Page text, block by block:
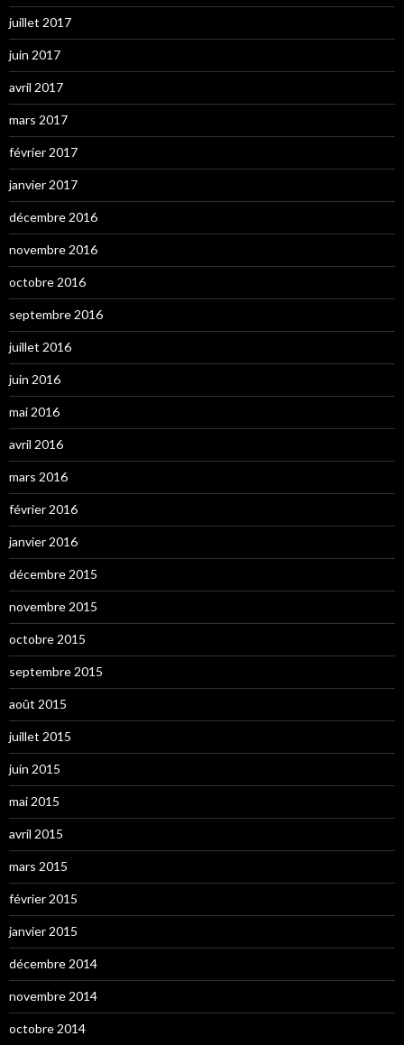
juillet 2017
juin 2017
avril 2017
mars 2017
février 2017
janvier 2017
décembre 2016
novembre 2016
octobre 2016
septembre 2016
juillet 2016
juin 2016
mai 2016
avril 2016
mars 2016
février 2016
janvier 2016
décembre 2015
novembre 2015
octobre 2015
septembre 2015
août 2015
juillet 2015
juin 2015
mai 2015
avril 2015
mars 2015
février 2015
janvier 2015
décembre 2014
novembre 2014
octobre 2014